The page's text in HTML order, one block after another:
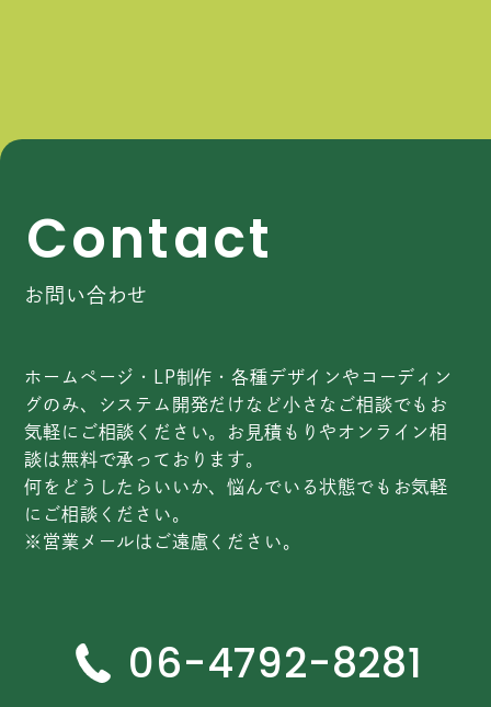
Contact
お問い合わせ
ホームページ・LP制作・各種デザインやコーディン
グのみ、システム開発だけなど小さなご相談でもお
気軽にご相談ください。お見積もりやオンライン相
談は無料で承っております。
何をどうしたらいいか、悩んでいる状態でもお気軽
にご相談ください。
※営業メールはご遠慮ください。
06-4792-8281